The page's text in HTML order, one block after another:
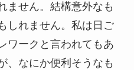
ません。結構意外なも
しれません。私は日ご
ワークと言われてもあ
、なにか便利そうなも